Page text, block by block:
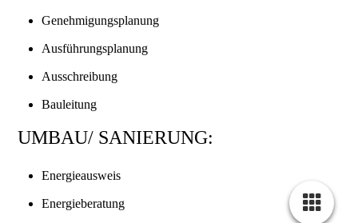
Genehmigungsplanung
Ausführungsplanung
Ausschreibung
Bauleitung
UMBAU/ SANIERUNG:
Energieausweis
Energieberatung